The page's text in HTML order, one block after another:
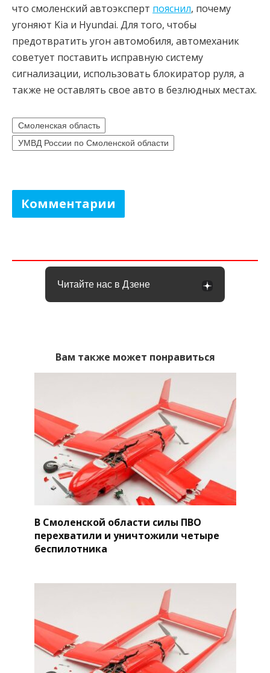
что смоленский автоэксперт пояснил, почему
угоняют Kia и Hyundai. Для того, чтобы
предотвратить угон автомобиля, автомеханик
советует поставить исправную систему
сигнализации, использовать блокиратор руля, а
также не оставлять свое авто в безлюдных местах.
Смоленская область
УМВД России по Смоленской области
Комментарии
Читайте нас в Дзене
Вам также может понравиться
В Смоленской области силы ПВО
перехватили и уничтожили четыре
беспилотника